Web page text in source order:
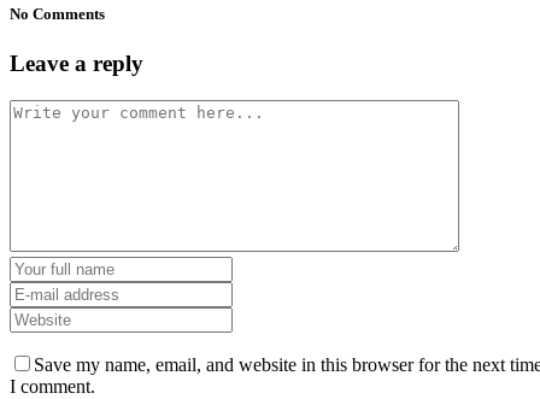
No Comments
Leave a reply
Save my name, email, and website in this browser for the next
I comment.